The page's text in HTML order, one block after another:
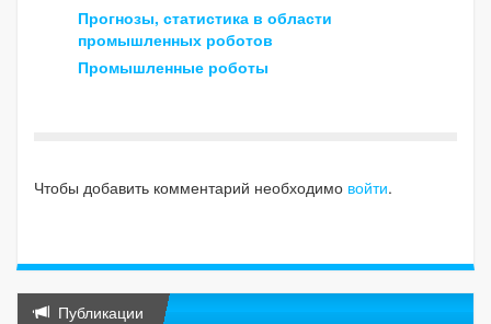
Прогнозы, статистика в области
промышленных роботов
Промышленные роботы
Чтобы добавить комментарий необходимо войти.
Публикации